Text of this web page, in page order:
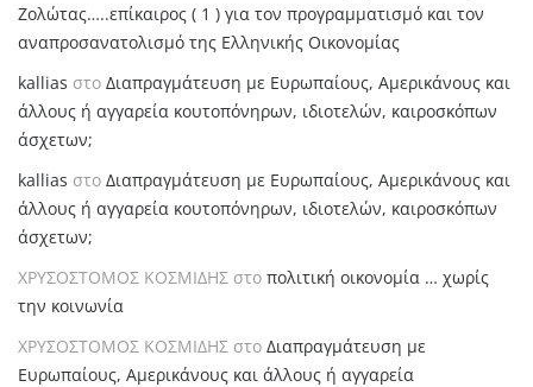
Ζολώτας…..επίκαιρος ( 1 ) για τον προγραμματισμό και τον
αναπροσανατολισμό της Ελληνικής Οικονομίας
kallias στο Διαπραγμάτευση με Ευρωπαίους, Αμερικάνους και
άλλους ή αγγαρεία κουτοπόνηρων, ιδιοτελών, καιροσκόπων
άσχετων;
kallias στο Διαπραγμάτευση με Ευρωπαίους, Αμερικάνους και
άλλους ή αγγαρεία κουτοπόνηρων, ιδιοτελών, καιροσκόπων
άσχετων;
ΧΡΥΣΟΣΤΟΜΟΣ ΚΟΣΜΙΔΗΣ στο πολιτική οικονομία … χωρίς
την κοινωνία
ΧΡΥΣΟΣΤΟΜΟΣ ΚΟΣΜΙΔΗΣ στο Διαπραγμάτευση με
Ευρωπαίους, Αμερικάνους και άλλους ή αγγαρεία